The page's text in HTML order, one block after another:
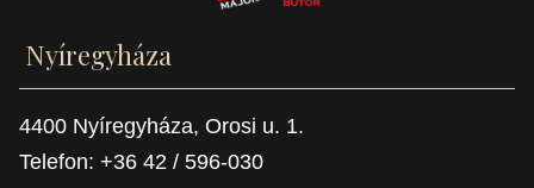
Nyíregyháza
4400 Nyíregyháza, Orosi u. 1.
Telefon: +36 42 / 596-030